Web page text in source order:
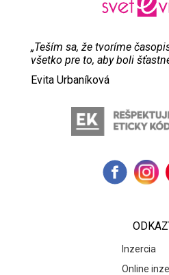
„Teším sa, že tvoríme
všetko pre to, aby boli
Evita Urbaníková
Inzercia
Online